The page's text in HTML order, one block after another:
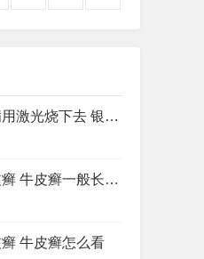
腋下银屑病用激光烧下去 银屑病激光手术
体癣是牛皮癣 牛皮癣一般长在身体哪个部位
牛皮癣怎么看